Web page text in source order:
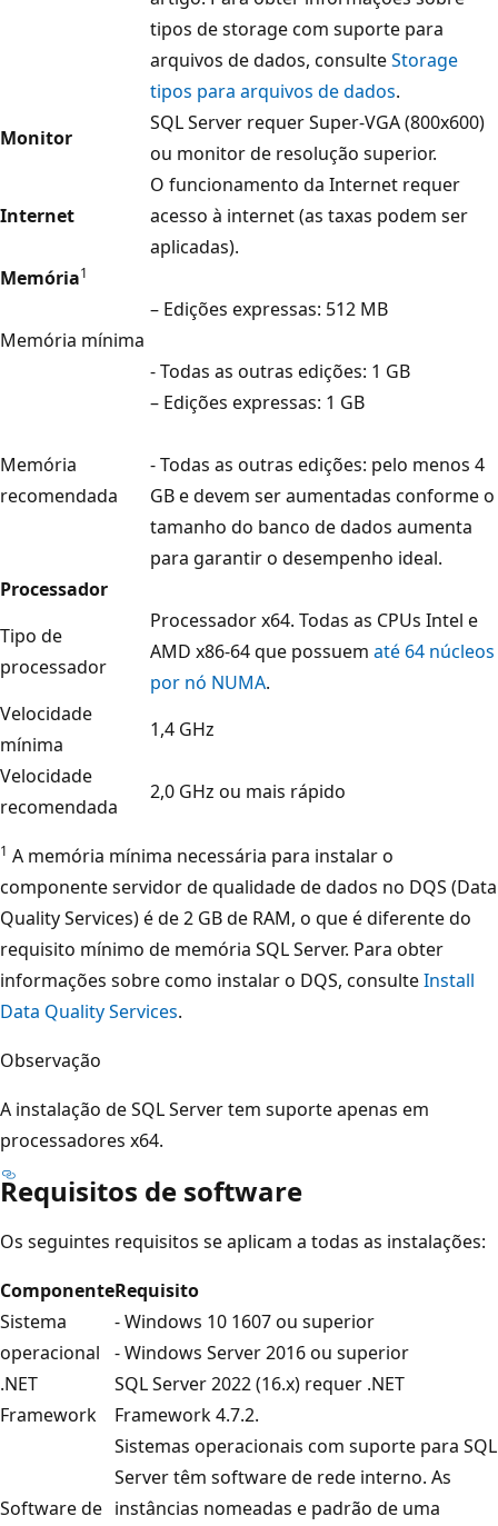
tipos de storage com suporte para
arquivos de dados, consulteStorage
tipos para arquivos de dados.
Monitor
SQL Server requer Super-VGA (800x600)
ou monitor de resolução superior.
Internet
O funcionamento da Internet requer
acesso à internet (as taxas podem ser
aplicadas).
Memória1
Memória mínima
– Edições expressas: 512 MB
- Todas as outras edições: 1 GB
Memória
recomendada
– Edições expressas: 1 GB
- Todas as outras edições: pelo menos 4
GB e devem ser aumentadas conforme o
tamanho do banco de dados aumenta
para garantir o desempenho ideal.
Processador
Tipo de
processador
Processador x64. Todas as CPUs Intel e
AMD x86-64 que possuem até 64 núcleos
por nó NUMA.
Velocidade
mínima
1,4 GHz
Velocidade
recomendada
2,0 GHz ou mais rápido
1 A memória mínima necessária para instalar o
componente servidor de qualidade de dados no DQS (Data
Quality Services) é de 2 GB de RAM, o que é diferente do
requisito mínimo de memória SQL Server. Para obter
informações sobre como instalar o DQS, consulteInstall
Data Quality Services.
Observação
A instalação de SQL Server tem suporte apenas em
processadores x64.
Requisitos de software
Os seguintes requisitos se aplicam a todas as instalações:
ComponenteRequisito
Sistema
operacional
- Windows 10 1607 ou superior
- Windows Server 2016 ou superior
.NET
Framework
SQL Server 2022 (16.x) requer .NET
Framework 4.7.2.
Software de
Sistemas operacionais com suporte para SQL
Server têm software de rede interno. As
instâncias nomeadas e padrão de uma